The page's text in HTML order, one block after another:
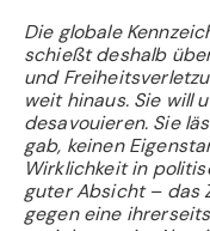
Die globale
schießt deshalb
und
weit hinaus. Sie will
desavouieren. Sie
gab, keinen
Wirklichkeit in
guter Absicht – das
gegen eine